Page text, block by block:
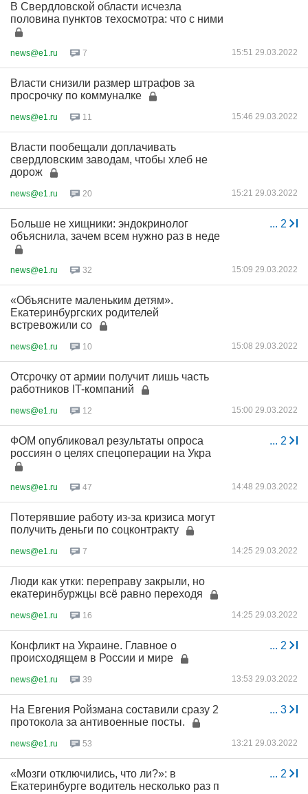
В Свердловской области исчезла
половина пунктов техосмотра: что с ними
news@e1.ru 7 15:51 29.03.2022
Власти снизили размер штрафов за
просрочку по коммуналке
news@e1.ru 11 15:46 29.03.2022
Власти пообещали доплачивать
свердловским заводам, чтобы хлеб не
дорож
news@e1.ru 20 15:21 29.03.2022
... 2
Больше не хищники: эндокринолог
объяснила, зачем всем нужно раз в неде
news@e1.ru 32 15:09 29.03.2022
«Объясните маленьким детям».
Екатеринбургских родителей
встревожили со
news@e1.ru 10 15:08 29.03.2022
Отсрочку от армии получит лишь часть
работников IT-компаний
news@e1.ru 12 15:00 29.03.2022
... 2
ФОМ опубликовал результаты опроса
россиян о целях спецоперации на Укра
news@e1.ru 47 14:48 29.03.2022
Потерявшие работу из-за кризиса могут
получить деньги по соцконтракту
news@e1.ru 7 14:25 29.03.2022
Люди как утки: переправу закрыли, но
екатеринбуржцы всё равно переходя
news@e1.ru 16 14:25 29.03.2022
... 2
Конфликт на Украине. Главное о
происходящем в России и мире
news@e1.ru 39 13:53 29.03.2022
... 3
На Евгения Ройзмана составили сразу 2
протокола за антивоенные посты.
news@e1.ru 53 13:21 29.03.2022
... 2
«Мозги отключились, что ли?»: в
Екатеринбурге водитель несколько раз п